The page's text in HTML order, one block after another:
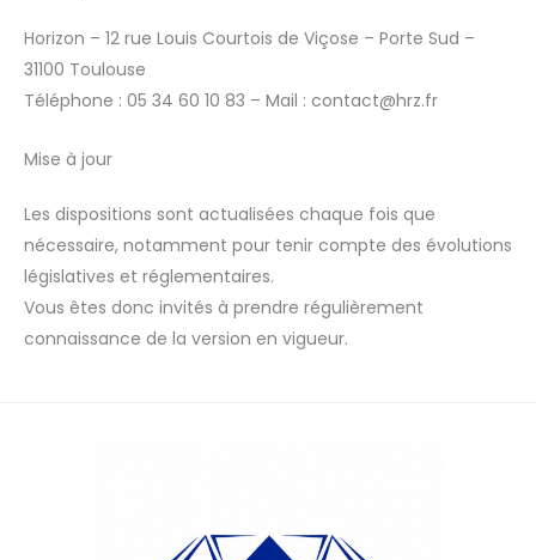
Horizon – 12 rue Louis Courtois de Viçose – Porte Sud –
31100 Toulouse
Téléphone : 05 34 60 10 83 – Mail : contact@hrz.fr
Mise à jour
Les dispositions sont actualisées chaque fois que
nécessaire, notamment pour tenir compte des évolutions
législatives et réglementaires.
Vous êtes donc invités à prendre régulièrement
connaissance de la version en vigueur.